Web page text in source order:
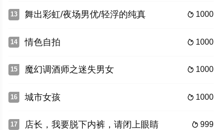
13  1000
舞出彩虹/夜场男优/轻浮的纯真
14  1000
情色自拍
15  1000
魔幻调酒师之迷失男女
16  1000
城市女孩
17  999
店长，我要脱下内裤，请闭上眼睛